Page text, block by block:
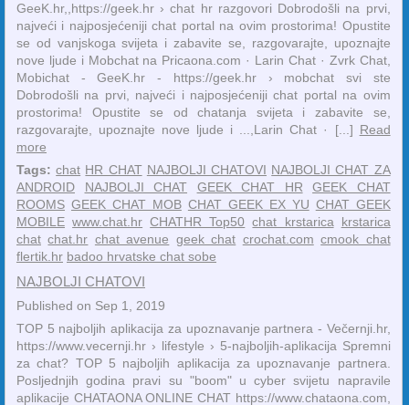
GeeK.hr,,https://geek.hr › chat hr razgovori Dobrodošli na prvi,
najveći i najposjećeniji chat portal na ovim prostorima! Opustite
se od vanjskoga svijeta i zabavite se, razgovarajte, upoznajte
nove ljude i Mobchat na Pricaona.com · ‎Larin Chat · ‎Zvrk Chat,
Mobichat - GeeK.hr - https://geek.hr › mobchat svi ste
Dobrodošli na prvi, najveći i najposjećeniji chat portal na ovim
prostorima! Opustite se od chatanja svijeta i zabavite se,
razgovarajte, upoznajte nove ljude i ...,‎Larin Chat · [...] Read
more
Tags: chat HR CHAT NAJBOLJI CHATOVI NAJBOLJI CHAT ZA
ANDROID
NAJBOLJI CHAT GEEK CHAT HR
GEEK CHAT
ROOMS GEEK CHAT MOB CHAT GEEK EX YU CHAT GEEK
MOBILE www.chat.hr CHATHR Top50 chat krstarica
krstarica
chat chat.hr chat avenue geek chat crochat.com cmook chat
flertik.hr badoo hrvatske chat sobe
NAJBOLJI CHATOVI
Published on Sep 1, 2019
TOP 5 najboljih aplikacija za upoznavanje partnera - Večernji.hr,
https://www.vecernji.hr › lifestyle › 5-najboljih-aplikacija Spremni
za chat? TOP 5 najboljih aplikacija za upoznavanje partnera.
Posljednjih godina pravi su "boom" u cyber svijetu napravile
aplikacije CHATAONA ONLINE CHAT https://www.chataona.com,